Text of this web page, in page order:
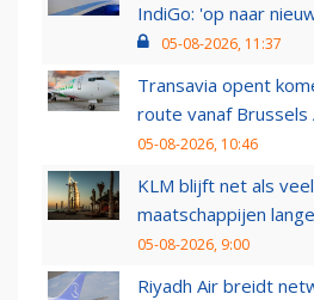
IndiGo: 'op naar
05-08-2026, 11:37
Transavia opent
route vanaf
05-08-2026, 10:46
KLM blijft net als
maatschappijen
05-08-2026, 9:00
Riyadh Air breidt